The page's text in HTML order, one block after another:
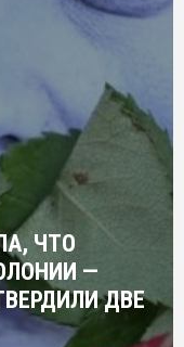
ЧТО
—
ДВЕ